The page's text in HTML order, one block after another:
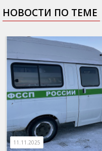
НОВОСТИ ПО ТЕМЕ
11.11.2025